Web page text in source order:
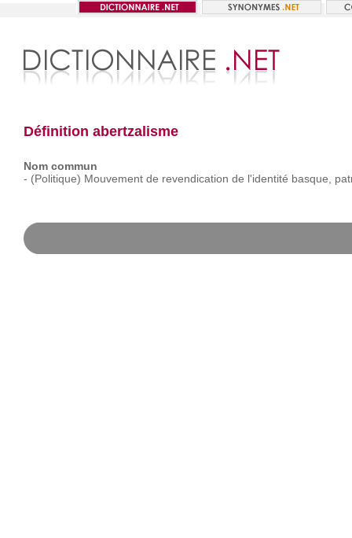
Définition abertzalisme
Nom commun
- (Politique) Mouvement de revendication de l'identité basque,